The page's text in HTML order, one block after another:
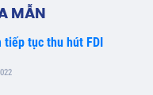
MẪN
tiếp tục thu hút FDI